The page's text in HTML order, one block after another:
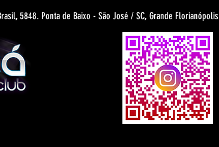
5848. Ponta de Baixo - São José / SC, Grande Florianópolis